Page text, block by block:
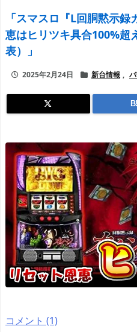
「スマスロ『L回胴黙示
恵はヒリツキ具合100%超
表）」
2025年2月24日 新台情報 ,
B!
コメント (1)